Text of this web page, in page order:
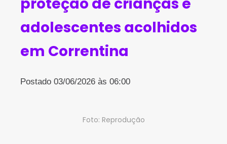
adolescentes acolhidos
em Correntina
Postado 03/06/2026 às 06:00
Foto: Reprodução